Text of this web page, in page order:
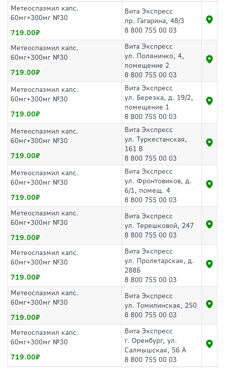
Метеоспазмил капс.
60мг+300мг №30
719.00
Вита Экспресс
пр. Гагарина, 48/3
8 800 755 00 03
Метеоспазмил капс.
60мг+300мг №30
719.00
Вита Экспресс
ул. Поляничко, 4,
помещение 2
8 800 755 00 03
Метеоспазмил капс.
60мг+300мг №30
719.00
Вита Экспресс
ул. Березка, д. 19/2,
помещение 1
8 800 755 00 03
Метеоспазмил капс.
60мг+300мг №30
719.00
Вита Экспресс
ул. Туркестанская,
161 В
8 800 755 00 03
Метеоспазмил капс.
60мг+300мг №30
719.00
Вита Экспресс
ул. Фронтовиков, д.
6/1, помещ. 4
8 800 755 00 03
Метеоспазмил капс.
60мг+300мг №30
719.00
Вита Экспресс
ул. Терешковой, 247
8 800 755 00 03
Метеоспазмил капс.
60мг+300мг №30
719.00
Вита Экспресс
ул. Пролетарская, д.
288Б
8 800 755 00 03
Метеоспазмил капс.
60мг+300мг №30
719.00
Вита Экспресс
ул. Томилинская, 250
8 800 755 00 03
Метеоспазмил капс.
60мг+300мг №30
719.00
Вита Экспресс
г. Оренбург, ул.
Салмышская, 56 А
8 800 755 00 03